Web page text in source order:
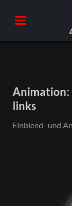
Animation:
links
Einblend- und